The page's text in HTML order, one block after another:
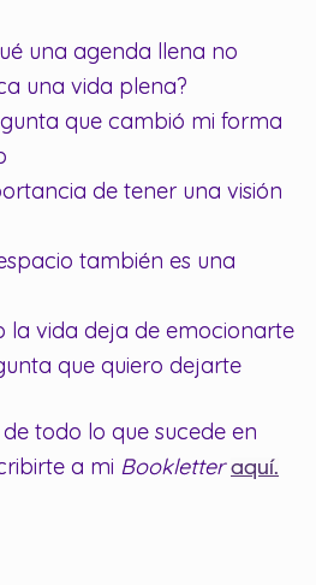
una agenda llena no
una vida plena?
que cambió mi forma
de tener una visión
también es una
la vida deja de emocionarte
que quiero dejarte
todo lo que sucede en
a mi Bookletter aquí.